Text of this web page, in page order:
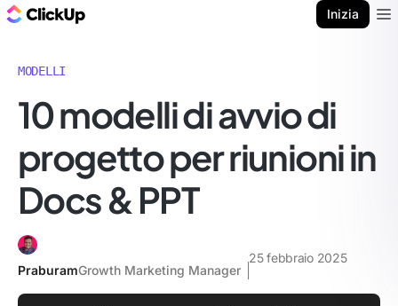
Inizia
MODELLI
10 modelli di avvio di
progetto per riunioni in
Docs & PPT
PraburamGrowth Marketing Manager
25 febbraio 2025